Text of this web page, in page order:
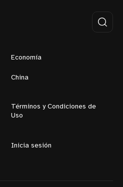
Economía
China
Términos y Condiciones de
Uso
Inicia sesión